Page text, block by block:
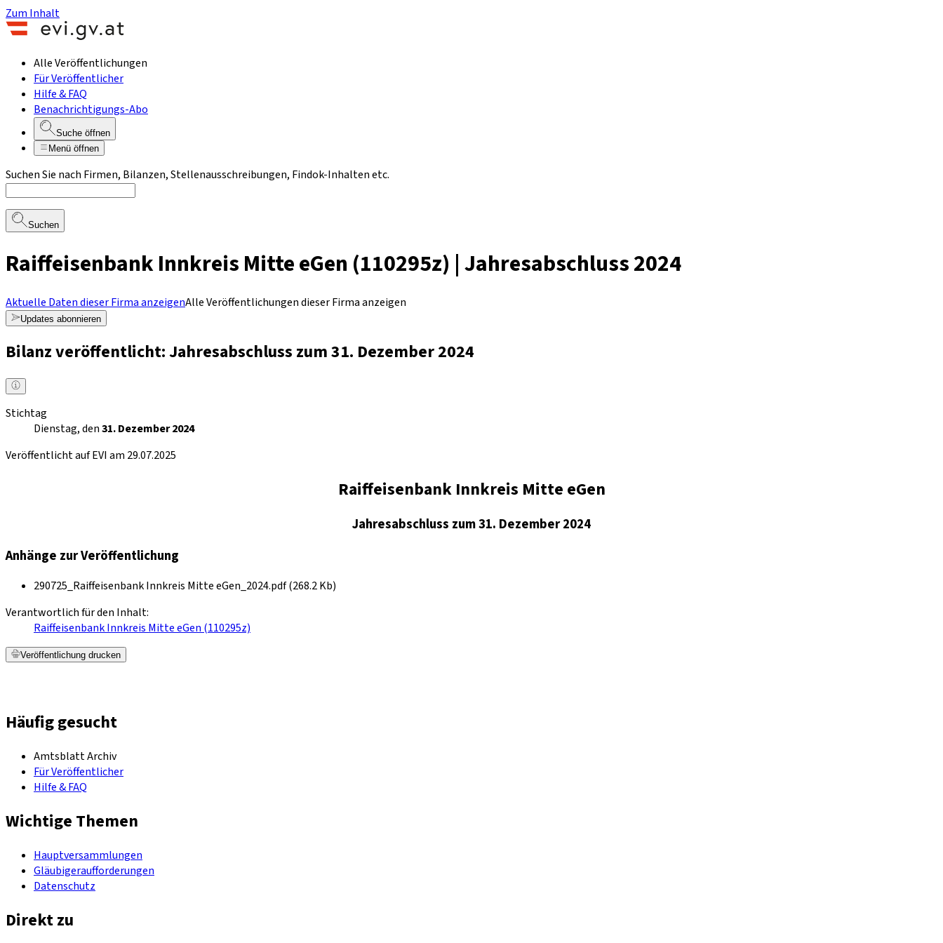
Zum Inhalt
Alle Veröffentlichungen
Für Veröffentlicher
Hilfe & FAQ
Benachrichtigungs-Abo
Suche öffnen
Menü öffnen
Suchen Sie nach Firmen, Bilanzen, Stellenausschreibungen, Findok-Inhalten etc.
Suchen
Raiffeisenbank Innkreis Mitte eGen (110295z) | Jahresabschluss 2024
Aktuelle Daten dieser Firma anzeigenAlle Veröffentlichungen dieser Firma anzeigen
Updates abonnieren
Bilanz veröffentlicht: Jahresabschluss zum 31. Dezember 2024
Stichtag
Dienstag, den31. Dezember 2024
Veröffentlicht auf EVI am 29.07.2025
Raiffeisenbank Innkreis Mitte eGen
Jahresabschluss zum 31. Dezember 2024
Anhänge zur Veröffentlichung
290725_Raiffeisenbank Innkreis Mitte eGen_2024.pdf (268.2 Kb)
Verantwortlich für den Inhalt:
Raiffeisenbank Innkreis Mitte eGen (110295z)
Veröffentlichung drucken
Häufig gesucht
Amtsblatt Archiv
Für Veröffentlicher
Hilfe & FAQ
Wichtige Themen
Hauptversammlungen
Gläubigeraufforderungen
Datenschutz
Direkt zu